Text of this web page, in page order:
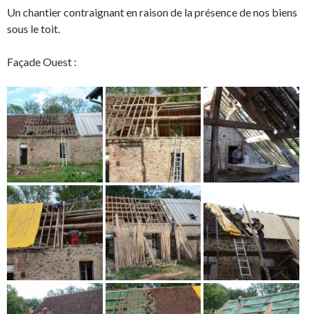
Un chantier contraignant en raison de la présence de nos biens
sous le toit.
Façade Ouest :